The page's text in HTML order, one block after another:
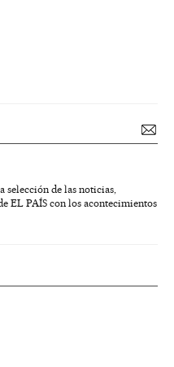
selección de las noticias,
EL PAÍS con los acontecimientos